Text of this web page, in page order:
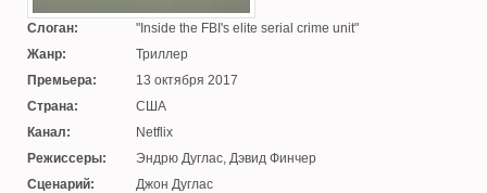
Слоган:
Inside the FBI's elite serial crime unit
Жанр:
Триллер
Премьера:
13 октября 2017
Страна:
США
Канал:
Netflix
Режиссеры:
Эндрю Дуглас, Дэвид Финчер
Сценарий:
Джон Дуглас